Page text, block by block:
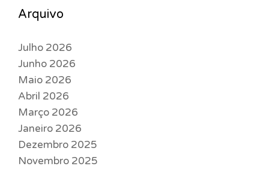
Arquivo
Julho 2026
Junho 2026
Maio 2026
Abril 2026
Março 2026
Janeiro 2026
Dezembro 2025
Novembro 2025